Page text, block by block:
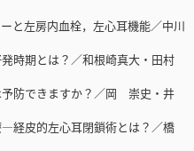
と左房内血栓，左心耳機能／中川
時期とは？／和根崎真大・田村
防できますか？／岡 崇史・井
経皮的左心耳閉鎖術とは？／橋